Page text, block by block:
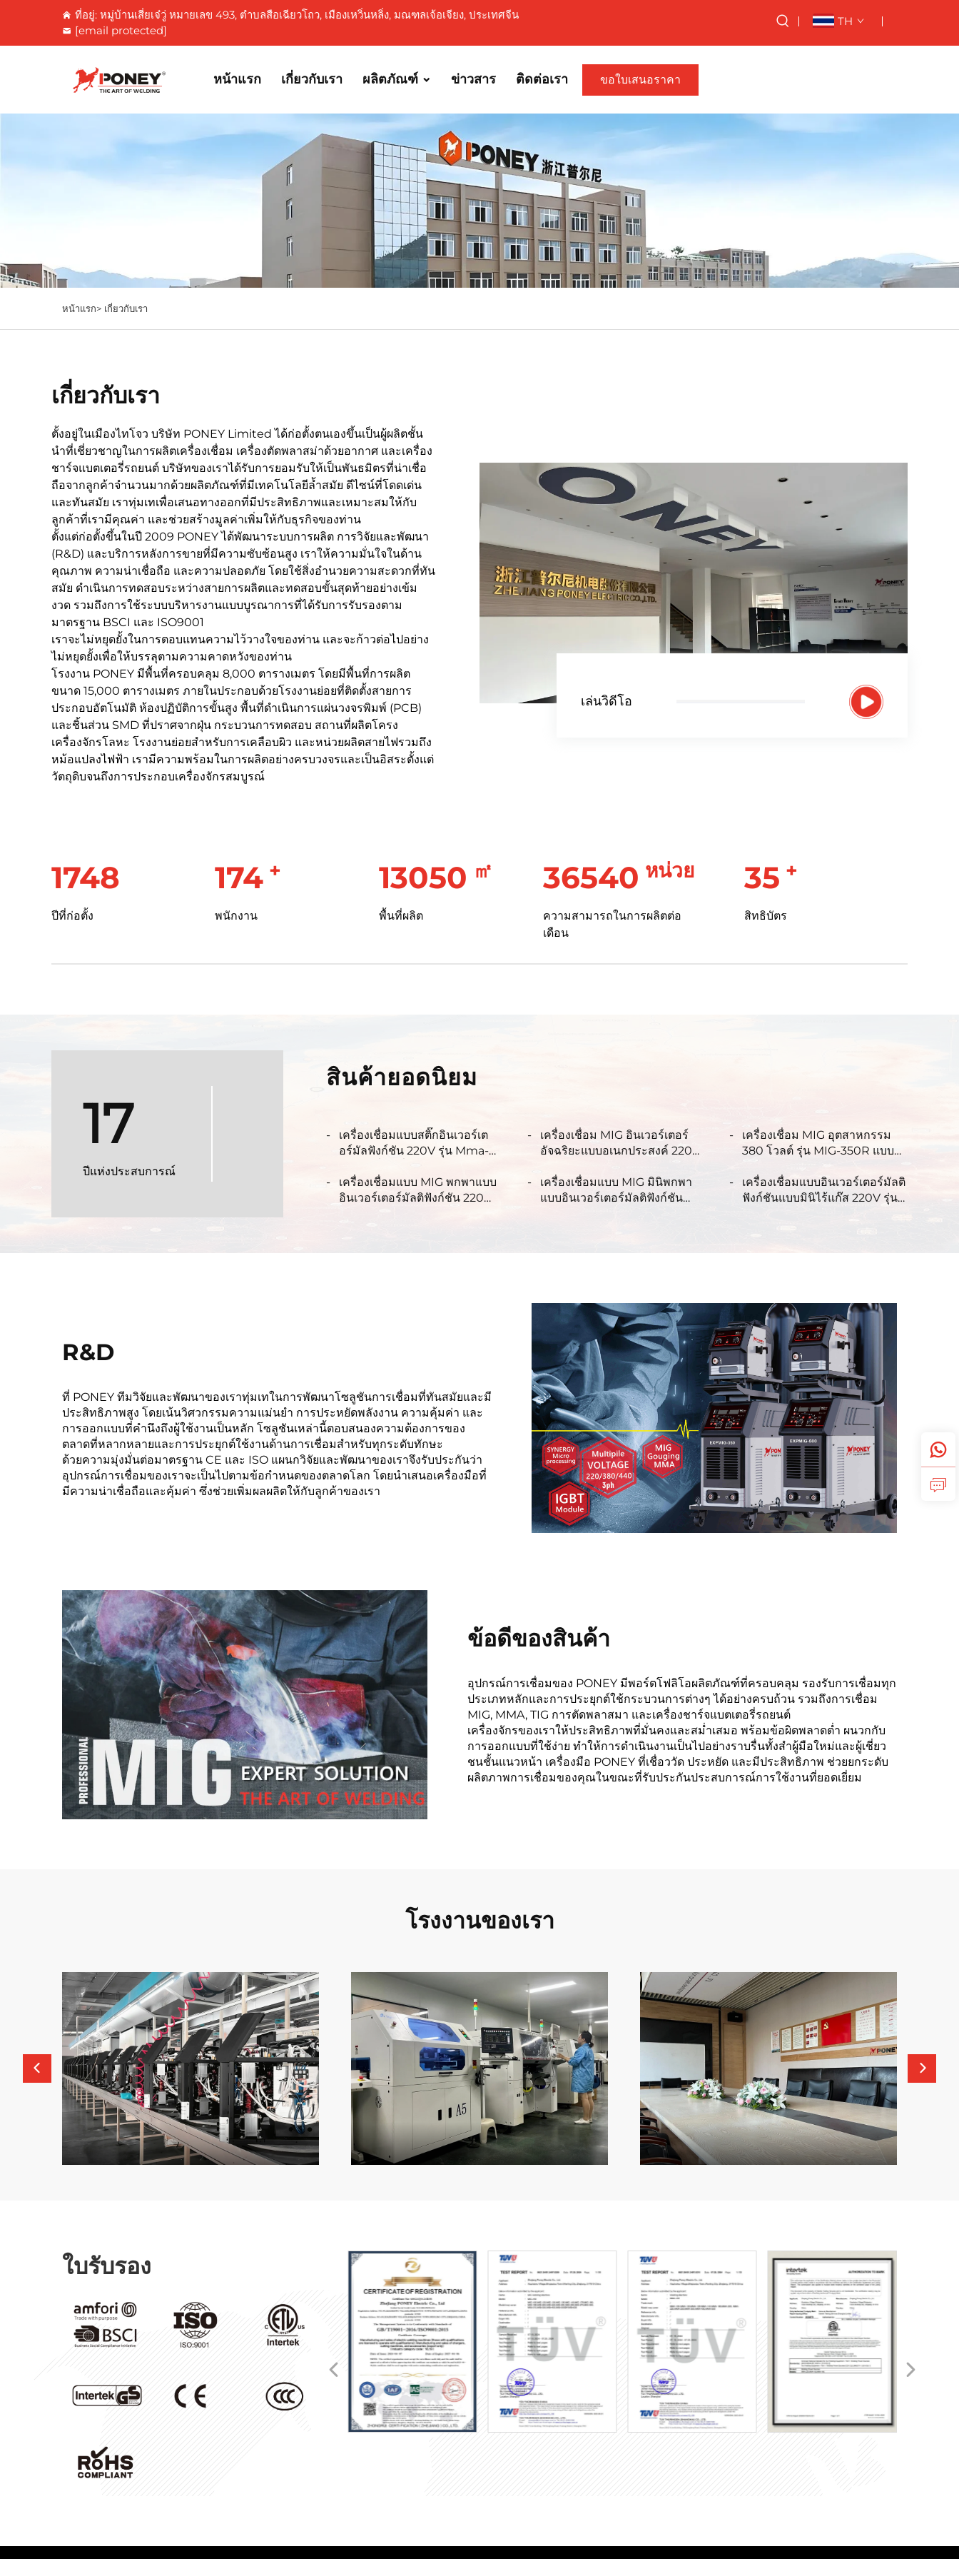
ที่อยู่: หมู่บ้านเสี่ยเจ๋วู่ หมายเลข 493, ตำบลสือเฉียวโถว, เมืองเหวิ่นหลิ่ง, มณฑลเจ้อเจียง, ประเทศจีน
[email protected]
TH
หน้าแรก เกี่ยวกับเรา ผลิตภัณฑ์ ข่าวสาร ติดต่อเรา ขอใบเสนอราคา
หน้าแรก> เกี่ยวกับเรา
เกี่ยวกับเรา
ตั้งอยู่ในเมืองไทโจว บริษัท PONEY Limited ได้ก่อตั้งตนเองขึ้นเป็นผู้ผลิตชั้น
นำที่เชี่ยวชาญในการผลิตเครื่องเชื่อม เครื่องตัดพลาสม่าด้วยอากาศ และเครื่อง
ชาร์จแบตเตอรี่รถยนต์ บริษัทของเราได้รับการยอมรับให้เป็นพันธมิตรที่น่าเชื่อ
ถือจากลูกค้าจำนวนมากด้วยผลิตภัณฑ์ที่มีเทคโนโลยีล้ำสมัย ดีไซน์ที่โดดเด่น
และทันสมัย เราทุ่มเทเพื่อเสนอทางออกที่มีประสิทธิภาพและเหมาะสมให้กับ
ลูกค้าที่เรามีคุณค่า และช่วยสร้างมูลค่าเพิ่มให้กับธุรกิจของท่าน
ตั้งแต่ก่อตั้งขึ้นในปี 2009 PONEY ได้พัฒนาระบบการผลิต การวิจัยและพัฒนา
(R&D) และบริการหลังการขายที่มีความซับซ้อนสูง เราให้ความมั่นใจในด้าน
คุณภาพ ความน่าเชื่อถือ และความปลอดภัย โดยใช้สิ่งอำนวยความสะดวกที่ทัน
สมัย ดำเนินการทดสอบระหว่างสายการผลิตและทดสอบขั้นสุดท้ายอย่างเข้ม
งวด รวมถึงการใช้ระบบบริหารงานแบบบูรณาการที่ได้รับการรับรองตาม
มาตรฐาน BSCI และ ISO9001
เราจะไม่หยุดยั้งในการตอบแทนความไว้วางใจของท่าน และจะก้าวต่อไปอย่าง
ไม่หยุดยั้งเพื่อให้บรรลุตามความคาดหวังของท่าน
โรงงาน PONEY มีพื้นที่ครอบคลุม 8,000 ตารางเมตร โดยมีพื้นที่การผลิต
ขนาด 15,000 ตารางเมตร ภายในประกอบด้วยโรงงานย่อยที่ติดตั้งสายการ
ประกอบอัตโนมัติ ห้องปฏิบัติการขั้นสูง พื้นที่ดำเนินการแผ่นวงจรพิมพ์ (PCB)
และชิ้นส่วน SMD ที่ปราศจากฝุ่น กระบวนการทดสอบ สถานที่ผลิตโครง
เครื่องจักรโลหะ โรงงานย่อยสำหรับการเคลือบผิว และหน่วยผลิตสายไฟรวมถึง
หม้อแปลงไฟฟ้า เรามีความพร้อมในการผลิตอย่างครบวงจรและเป็นอิสระตั้งแต่
วัตถุดิบจนถึงการประกอบเครื่องจักรสมบูรณ์
เล่นวิดีโอ
2009
ปีที่ก่อตั้ง
200 +
พนักงาน
15000 ㎡
พื้นที่ผลิต
42000 หน่วย
ความสามารถในการผลิตต่อ
เดือน
40 +
สิทธิบัตร
17
ปีแห่งประสบการณ์
สินค้ายอดนิยม
เครื่องเชื่อมแบบสติ๊กอินเวอร์เต
อร์มัลฟังก์ชัน 220V รุ่น Mma-
ด้วยสัญญาณดิจิทัล
เครื่องเชื่อม MIG อินเวอร์เตอร์
อัจฉริยะแบบอเนกประสงค์ 220
ด้วยสัญญาณดิจิทัล และเป็นเครื่อง
เชื่อมแบบไซเนอร์จิก (Synergic)
เครื่องเชื่อม MIG อุตสาหกรรม
380 โวลต์ รุ่น MIG-350R แบบ
ป้องกันการเชื่อมแบบ MIG/MAG
เครื่องเชื่อมแบบ MIG พกพาแบบ
อินเวอร์เตอร์มัลติฟังก์ชัน 220
เครื่องเชื่อมแบบ MIG มินิพกพา
แบบอินเวอร์เตอร์มัลติฟังก์ชัน
เครื่องเชื่อมแบบอินเวอร์เตอร์มัลติ
ฟังก์ชันแบบมินิไร้แก๊ส 220V รุ่น
R&D
ที่ PONEY ทีมวิจัยและพัฒนาของเราทุ่มเทในการพัฒนาโซลูชันการเชื่อมที่ทันสมัยและมี
ประสิทธิภาพสูง โดยเน้นวิศวกรรมความแม่นยำ การประหยัดพลังงาน ความคุ้มค่า และ
การออกแบบที่คำนึงถึงผู้ใช้งานเป็นหลัก โซลูชันเหล่านี้ตอบสนองความต้องการของ
ตลาดที่หลากหลายและการประยุกต์ใช้งานด้านการเชื่อมสำหรับทุกระดับทักษะ
ด้วยความมุ่งมั่นต่อมาตรฐาน CE และ ISO แผนกวิจัยและพัฒนาของเราจึงรับประกันว่า
อุปกรณ์การเชื่อมของเราจะเป็นไปตามข้อกำหนดของตลาดโลก โดยนำเสนอเครื่องมือที่
มีความน่าเชื่อถือและคุ้มค่า ซึ่งช่วยเพิ่มผลผลิตให้กับลูกค้าของเรา
ข้อดีของสินค้า
อุปกรณ์การเชื่อมของ PONEY มีพอร์ตโฟลิโอผลิตภัณฑ์ที่ครอบคลุม รองรับการเชื่อมทุก
ประเภทหลักและการประยุกต์ใช้กระบวนการต่างๆ ได้อย่างครบถ้วน รวมถึงการเชื่อม
MIG, MMA, TIG การตัดพลาสมา และเครื่องชาร์จแบตเตอรี่รถยนต์
เครื่องจักรของเราให้ประสิทธิภาพที่มั่นคงและสม่ำเสมอ พร้อมข้อผิดพลาดต่ำ ผนวกกับ
การออกแบบที่ใช้ง่าย ทำให้การดำเนินงานเป็นไปอย่างราบรื่นทั้งสำผู้มือใหม่และผู้เชี่ยว
ชนชั้นแนวหน้า เครื่องมือ PONEY ที่เชื่อววัด ประหยัด และมีประสิทธิภาพ ช่วยยกระดับ
ผลิตภาพการเชื่อมของคุณในขณะที่รับประกันประสบการณ์การใช้งานที่ยอดเยี่ยม
โรงงานของเรา
ใบรับรอง